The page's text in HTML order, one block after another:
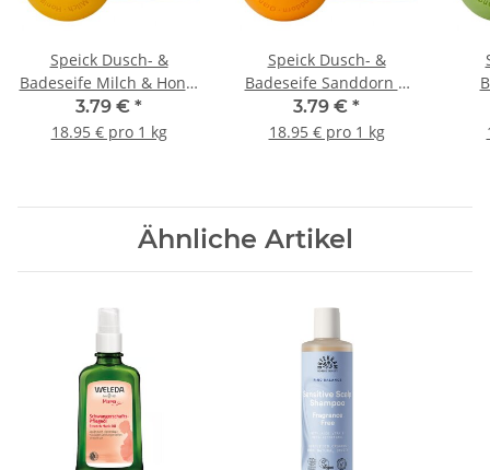
Speick Dusch- &
Badeseife Milch & Honig
200g
3.79 € *
18.95 € pro 1 kg
Speick Dusch- &
Badeseife Sanddorn &
Orange 200g
3.79 € *
18.95 € pro 1 kg
Ähnliche Artikel